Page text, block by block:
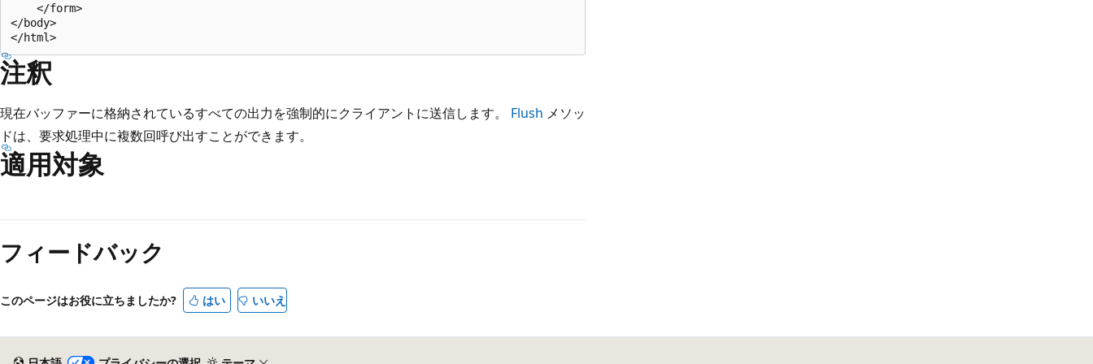
    </form>
</body>
注釈
現在バッファーに格納されているすべての出力を強制的にクライアントに送信します。 Flush メソッ
ドは、要求処理中に複数回呼び出すことができます。
適用対象
み
取
モ
ド
フィードバック
このページはお役に立ちましたか? はい いいえ